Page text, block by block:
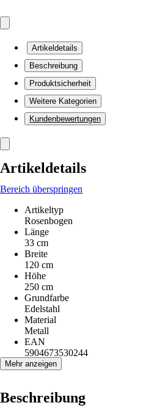
Artikeldetails
Beschreibung
Produktsicherheit
Weitere Kategorien
Kundenbewertungen
Artikeldetails
Bereich überspringen
Artikeltyp
Rosenbogen
Länge
33 cm
Breite
120 cm
Höhe
250 cm
Grundfarbe
Edelstahl
Material
Metall
EAN
5904673530244
Mehr anzeigen
Beschreibung